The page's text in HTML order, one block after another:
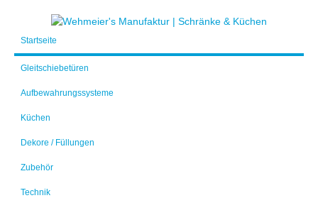
Startseite
Gleitschiebetüren
Aufbewahrungssysteme
Küchen
Dekore / Füllungen
Zubehör
Technik